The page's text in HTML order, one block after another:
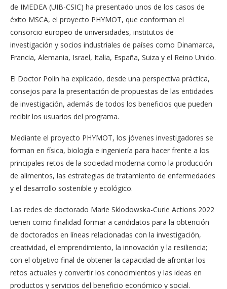
de IMEDEA (UIB-CSIC) ha presentado unos de los casos de
éxito MSCA, el proyecto PHYMOT, que conforman el
consorcio europeo de universidades, institutos de
investigación y socios industriales de países como Dinamarca,
Francia, Alemania, Israel, Italia, España, Suiza y el Reino Unido.
El Doctor Polin ha explicado, desde una perspectiva práctica,
consejos para la presentación de propuestas de las entidades
de investigación, además de todos los beneficios que pueden
recibir los usuarios del programa.
Mediante el proyecto PHYMOT, los jóvenes investigadores se
forman en física, biología e ingeniería para hacer frente a los
principales retos de la sociedad moderna como la producción
de alimentos, las estrategias de tratamiento de enfermedades
y el desarrollo sostenible y ecológico.
Las redes de doctorado Marie Sklodowska-Curie Actions 2022
tienen como finalidad formar a candidatos para la obtención
de doctorados en líneas relacionadas con la investigación,
creatividad, el emprendimiento, la innovación y la resiliencia;
con el objetivo final de obtener la capacidad de afrontar los
retos actuales y convertir los conocimientos y las ideas en
productos y servicios del beneficio económico y social.